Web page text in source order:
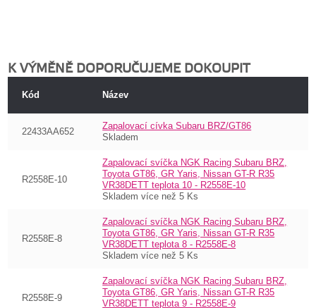
K VÝMĚNĚ DOPORUČUJEME DOKOUPIT
Kód Název
22433AA652
Zapalovací cívka Subaru BRZ/GT86
Skladem
R2558E-10
Zapalovací svíčka NGK Racing Subaru BRZ,
Toyota GT86, GR Yaris, Nissan GT-R R35
VR38DETT teplota 10 - R2558E-10
Skladem více než 5 Ks
R2558E-8
Zapalovací svíčka NGK Racing Subaru BRZ,
Toyota GT86, GR Yaris, Nissan GT-R R35
VR38DETT teplota 8 - R2558E-8
Skladem více než 5 Ks
R2558E-9
Zapalovací svíčka NGK Racing Subaru BRZ,
Toyota GT86, GR Yaris, Nissan GT-R R35
VR38DETT teplota 9 - R2558E-9